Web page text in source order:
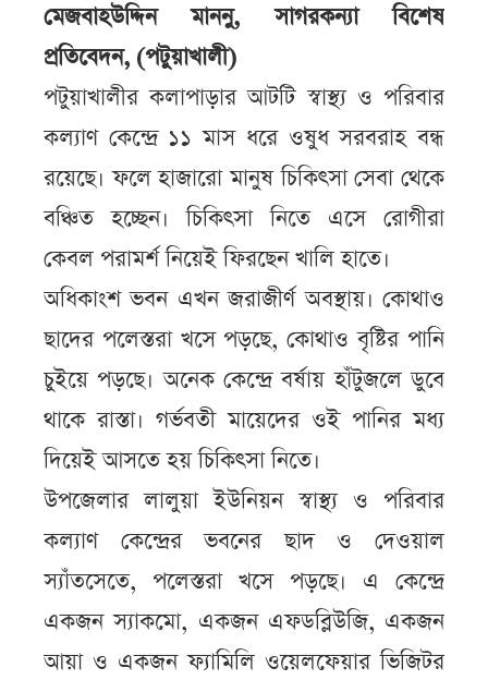
মেজবাহউদ্দিন মাননু, সাগরকন্যা বিশেষ
প্রতিবেদন, (পটুয়াখালী)
পটুয়াখালীর কলাপাড়ার আটটি স্বাস্থ্য ও পরিবার
কল্যাণ কেন্দ্রে ১১ মাস ধরে ওষুধ সরবরাহ বন্ধ
রয়েছে। ফলে হাজারো মানুষ চিকিৎসা সেবা থেকে
বঞ্চিত হচ্ছেন। চিকিৎসা নিতে এসে রোগীরা
কেবল পরামর্শ নিয়েই ফিরছেন খালি হাতে।
অধিকাংশ ভবন এখন জরাজীর্ণ অবস্থায়। কোথাও
ছাদের পলেস্তরা খসে পড়ছে, কোথাও বৃষ্টির পানি
চুইয়ে পড়ছে। অনেক কেন্দ্রে বর্ষায় হাঁটুজলে ডুবে
থাকে রাস্তা। গর্ভবতী মায়েদের ওই পানির মধ্য
দিয়েই আসতে হয় চিকিৎসা নিতে।
উপজেলার লালুয়া ইউনিয়ন স্বাস্থ্য ও পরিবার
কল্যাণ কেন্দ্রের ভবনের ছাদ ও দেওয়াল
স্যাঁতসেতে, পলেস্তরা খসে পড়ছে। এ কেন্দ্রে
একজন স্যাকমো, একজন এফডব্লিউজি, একজন
আয়া ও একজন ফ্যামিলি ওয়েলফেয়ার ভিজিটর